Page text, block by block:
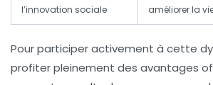
l’innovation sociale
améliorer la
Pour participer activement à cette
profiter pleinement des avantages